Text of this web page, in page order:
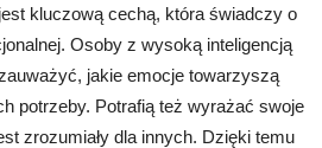
kluczową cechą, która świadczy o
Osoby z wysoką inteligencją
jakie emocje towarzyszą
potrzeby. Potrafią też wyrażać swoje
zrozumiały dla innych. Dzięki temu